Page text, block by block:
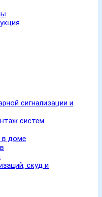
сигнализации и
систем
в доме
скуд и